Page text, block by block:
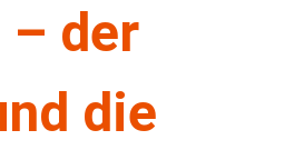
– der
die